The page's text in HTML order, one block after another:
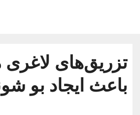
تزریق‌های لاغری
باعث ایجاد بو